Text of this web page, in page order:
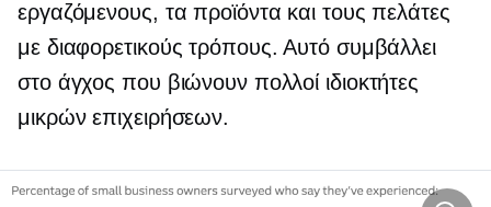
εργαζόμενους, τα προϊόντα και τους πελάτες
με διαφορετικούς τρόπους. Αυτό συμβάλλει
στο άγχος που βιώνουν πολλοί ιδιοκτήτες
μικρών επιχειρήσεων.